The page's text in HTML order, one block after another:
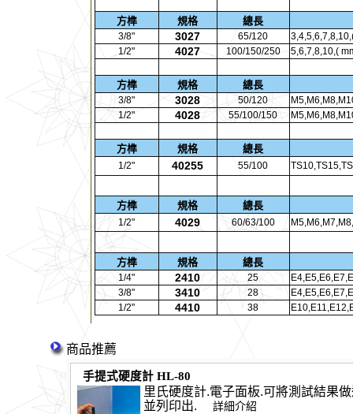
方榫 規格 總長
3/8" 3027 65/120
1/2"
4027 100/150/250 5,6,7,8,10,(
方榫 規格 總長
3/8" 3028 50/120
1/2"
4028 55/100/150
方榫 規格 總長
1/2" 40255 55/100
方榫 規格 總長
1/2" 4029 60/63/100
方榫 規格 總長
1/4" 2410 25
3/8"
3410 28
1/2"
4410 38
商品推薦
手提式硬度計 HL-80
里氏硬度計.電子面板.可將測試結果
並列印出. 詳細介紹